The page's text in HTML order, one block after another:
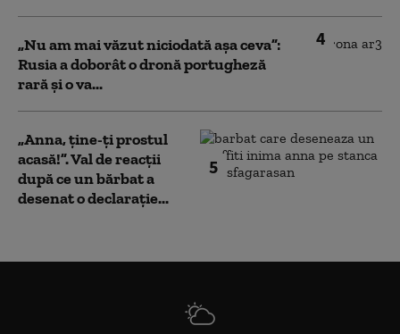
4
„Nu am mai văzut niciodată așa ceva”:
Rusia a doborât o dronă portugheză
rară și o va...
5
„Anna, ţine-ţi prostul
acasă!”. Val de reacții
după ce un bărbat a
desenat o declarație...